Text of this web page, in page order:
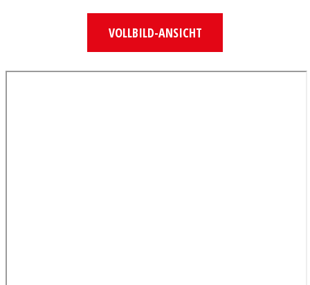
VOLLBILD-ANSICHT